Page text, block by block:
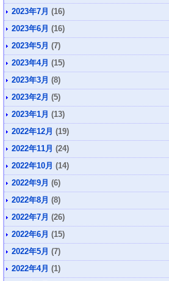
2023年7月 (16)
2023年6月 (16)
2023年5月 (7)
2023年4月 (15)
2023年3月 (8)
2023年2月 (5)
2023年1月 (13)
2022年12月 (19)
2022年11月 (24)
2022年10月 (14)
2022年9月 (6)
2022年8月 (8)
2022年7月 (26)
2022年6月 (15)
2022年5月 (7)
2022年4月 (1)